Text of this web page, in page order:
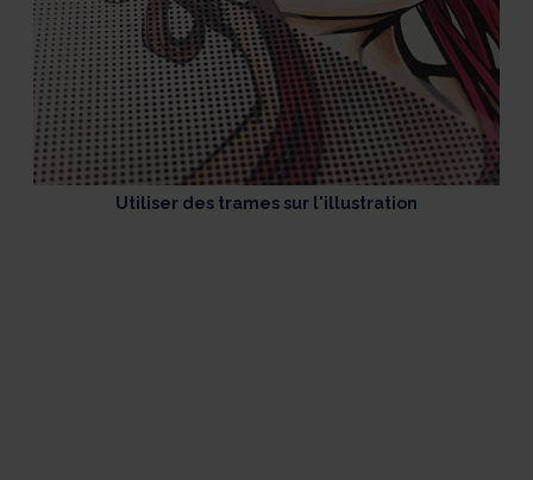
Utiliser des trames sur l'illustration